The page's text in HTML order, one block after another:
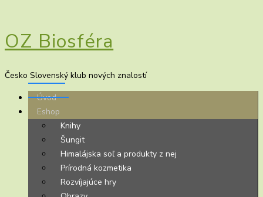
OZ Biosféra
Česko Slovenský klub nových znalostí
Úvod
Eshop
Knihy
Šungit
Himalájska soľ a produkty z nej
Prírodná kozmetika
Rozvíjajúce hry